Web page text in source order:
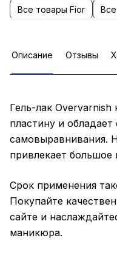
Все товары Fior
Описание Отзывы
Гель-лак
пластину и
самовыравнивания.
привлекает
Срок применения
Покупайте
сайте и
маникюра.